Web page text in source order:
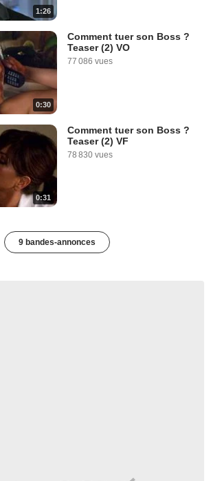
1:26
0:30
Comment tuer son Boss ?
Teaser (2) VO
77 086 vues
0:31
Comment tuer son Boss ?
Teaser (2) VF
78 830 vues
9 bandes-annonces